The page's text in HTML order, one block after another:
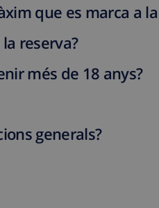
que es marca a
reserva?
més de 18 anys?
generals?